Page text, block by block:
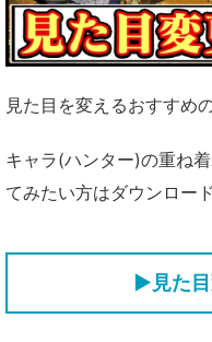
見た目を変えるおすすめ
キャラ(ハンター)の重ね
てみたい方はダウンロー
▶見た